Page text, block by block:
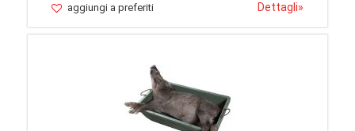
aggiungi a preferiti Dettagli»